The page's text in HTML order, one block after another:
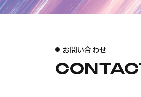
お問い合わせ